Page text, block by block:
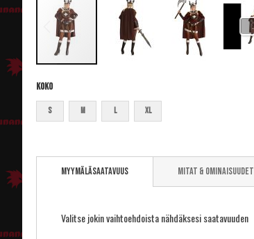
Koko
S M L XL
to
Myymäläsaatavuus
Valitse jokin vaihtoehdoista nähdäksesi saatavuuden
Mitat & ominaisuudet